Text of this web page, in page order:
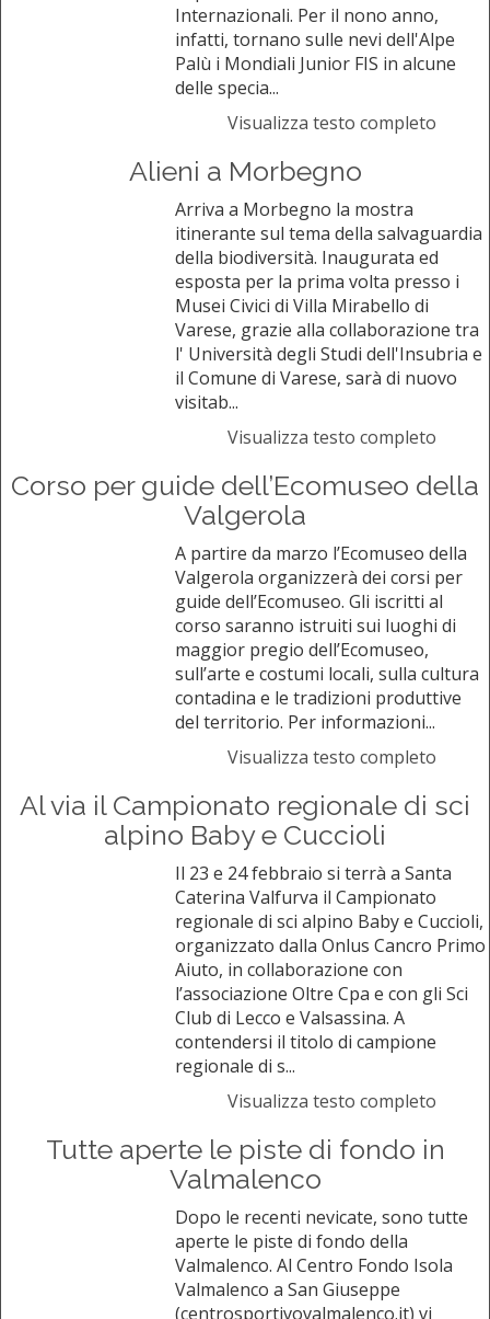
Internazionali. Per il nono anno,
infatti, tornano sulle nevi dell'Alpe
Palù i Mondiali Junior FIS in alcune
delle specia...
Visualizza testo completo
Alieni a Morbegno
Arriva a Morbegno la mostra
itinerante sul tema della salvaguardia
della biodiversità. Inaugurata ed
esposta per la prima volta presso i
Musei Civici di Villa Mirabello di
Varese, grazie alla collaborazione tra
l' Università degli Studi dell'Insubria e
il Comune di Varese, sarà di nuovo
visitab...
Visualizza testo completo
Corso per guide dell’Ecomuseo della
Valgerola
A partire da marzo l’Ecomuseo della
Valgerola organizzerà dei corsi per
guide dell’Ecomuseo. Gli iscritti al
corso saranno istruiti sui luoghi di
maggior pregio dell’Ecomuseo,
sull’arte e costumi locali, sulla cultura
contadina e le tradizioni produttive
del territorio. Per informazioni...
Visualizza testo completo
Al via il Campionato regionale di sci
alpino Baby e Cuccioli
Il 23 e 24 febbraio si terrà a Santa
Caterina Valfurva il Campionato
regionale di sci alpino Baby e Cuccioli,
organizzato dalla Onlus Cancro Primo
Aiuto, in collaborazione con
l’associazione Oltre Cpa e con gli Sci
Club di Lecco e Valsassina. A
contendersi il titolo di campione
regionale di s...
Visualizza testo completo
Tutte aperte le piste di fondo in
Valmalenco
Dopo le recenti nevicate, sono tutte
aperte le piste di fondo della
Valmalenco. Al Centro Fondo Isola
Valmalenco a San Giuseppe
(centrosportivovalmalenco.it) vi